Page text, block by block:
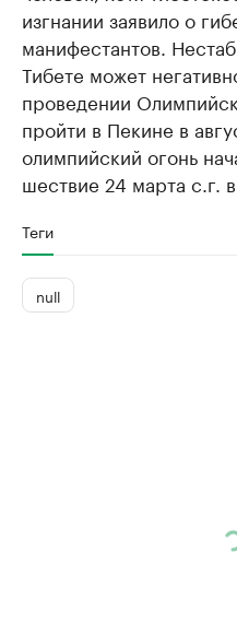
изгнании заявило о
манифестантов.
Тибете может
проведении
пройти в Пекине в
олимпийский огонь
шествие 24 марта с.г.
Теги
null